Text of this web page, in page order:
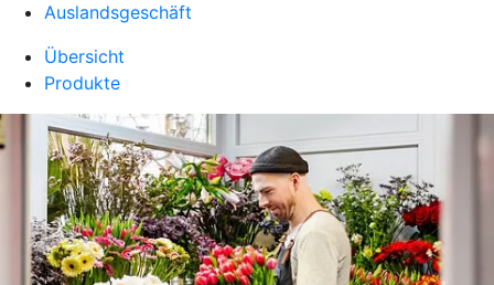
Auslandsgeschäft
Übersicht
Produkte